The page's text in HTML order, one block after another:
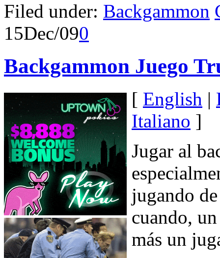
Filed under: Backgammon
15Dec/090
Backgammon Juego
[ English |
Italiano ]
Jugar al
jugando
cuando,
más un